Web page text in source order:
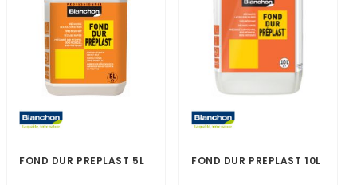
FOND DUR PREPLAST 5L FOND DUR PREPLAST 10L